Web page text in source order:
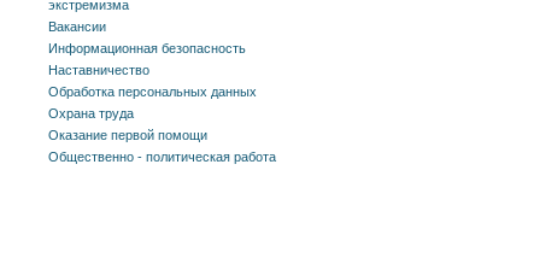
экстремизма
Вакансии
Информационная безопасность
Наставничество
Обработка персональных данных
Охрана труда
Оказание первой помощи
Общественно - политическая работа